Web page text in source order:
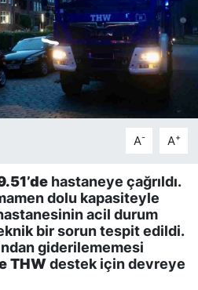
A- A+
hastaneye çağrıldı.
dolu kapasiteyle
acil durum
bir sorun tespit edildi.
giderilememesi
THWdestek için devreye